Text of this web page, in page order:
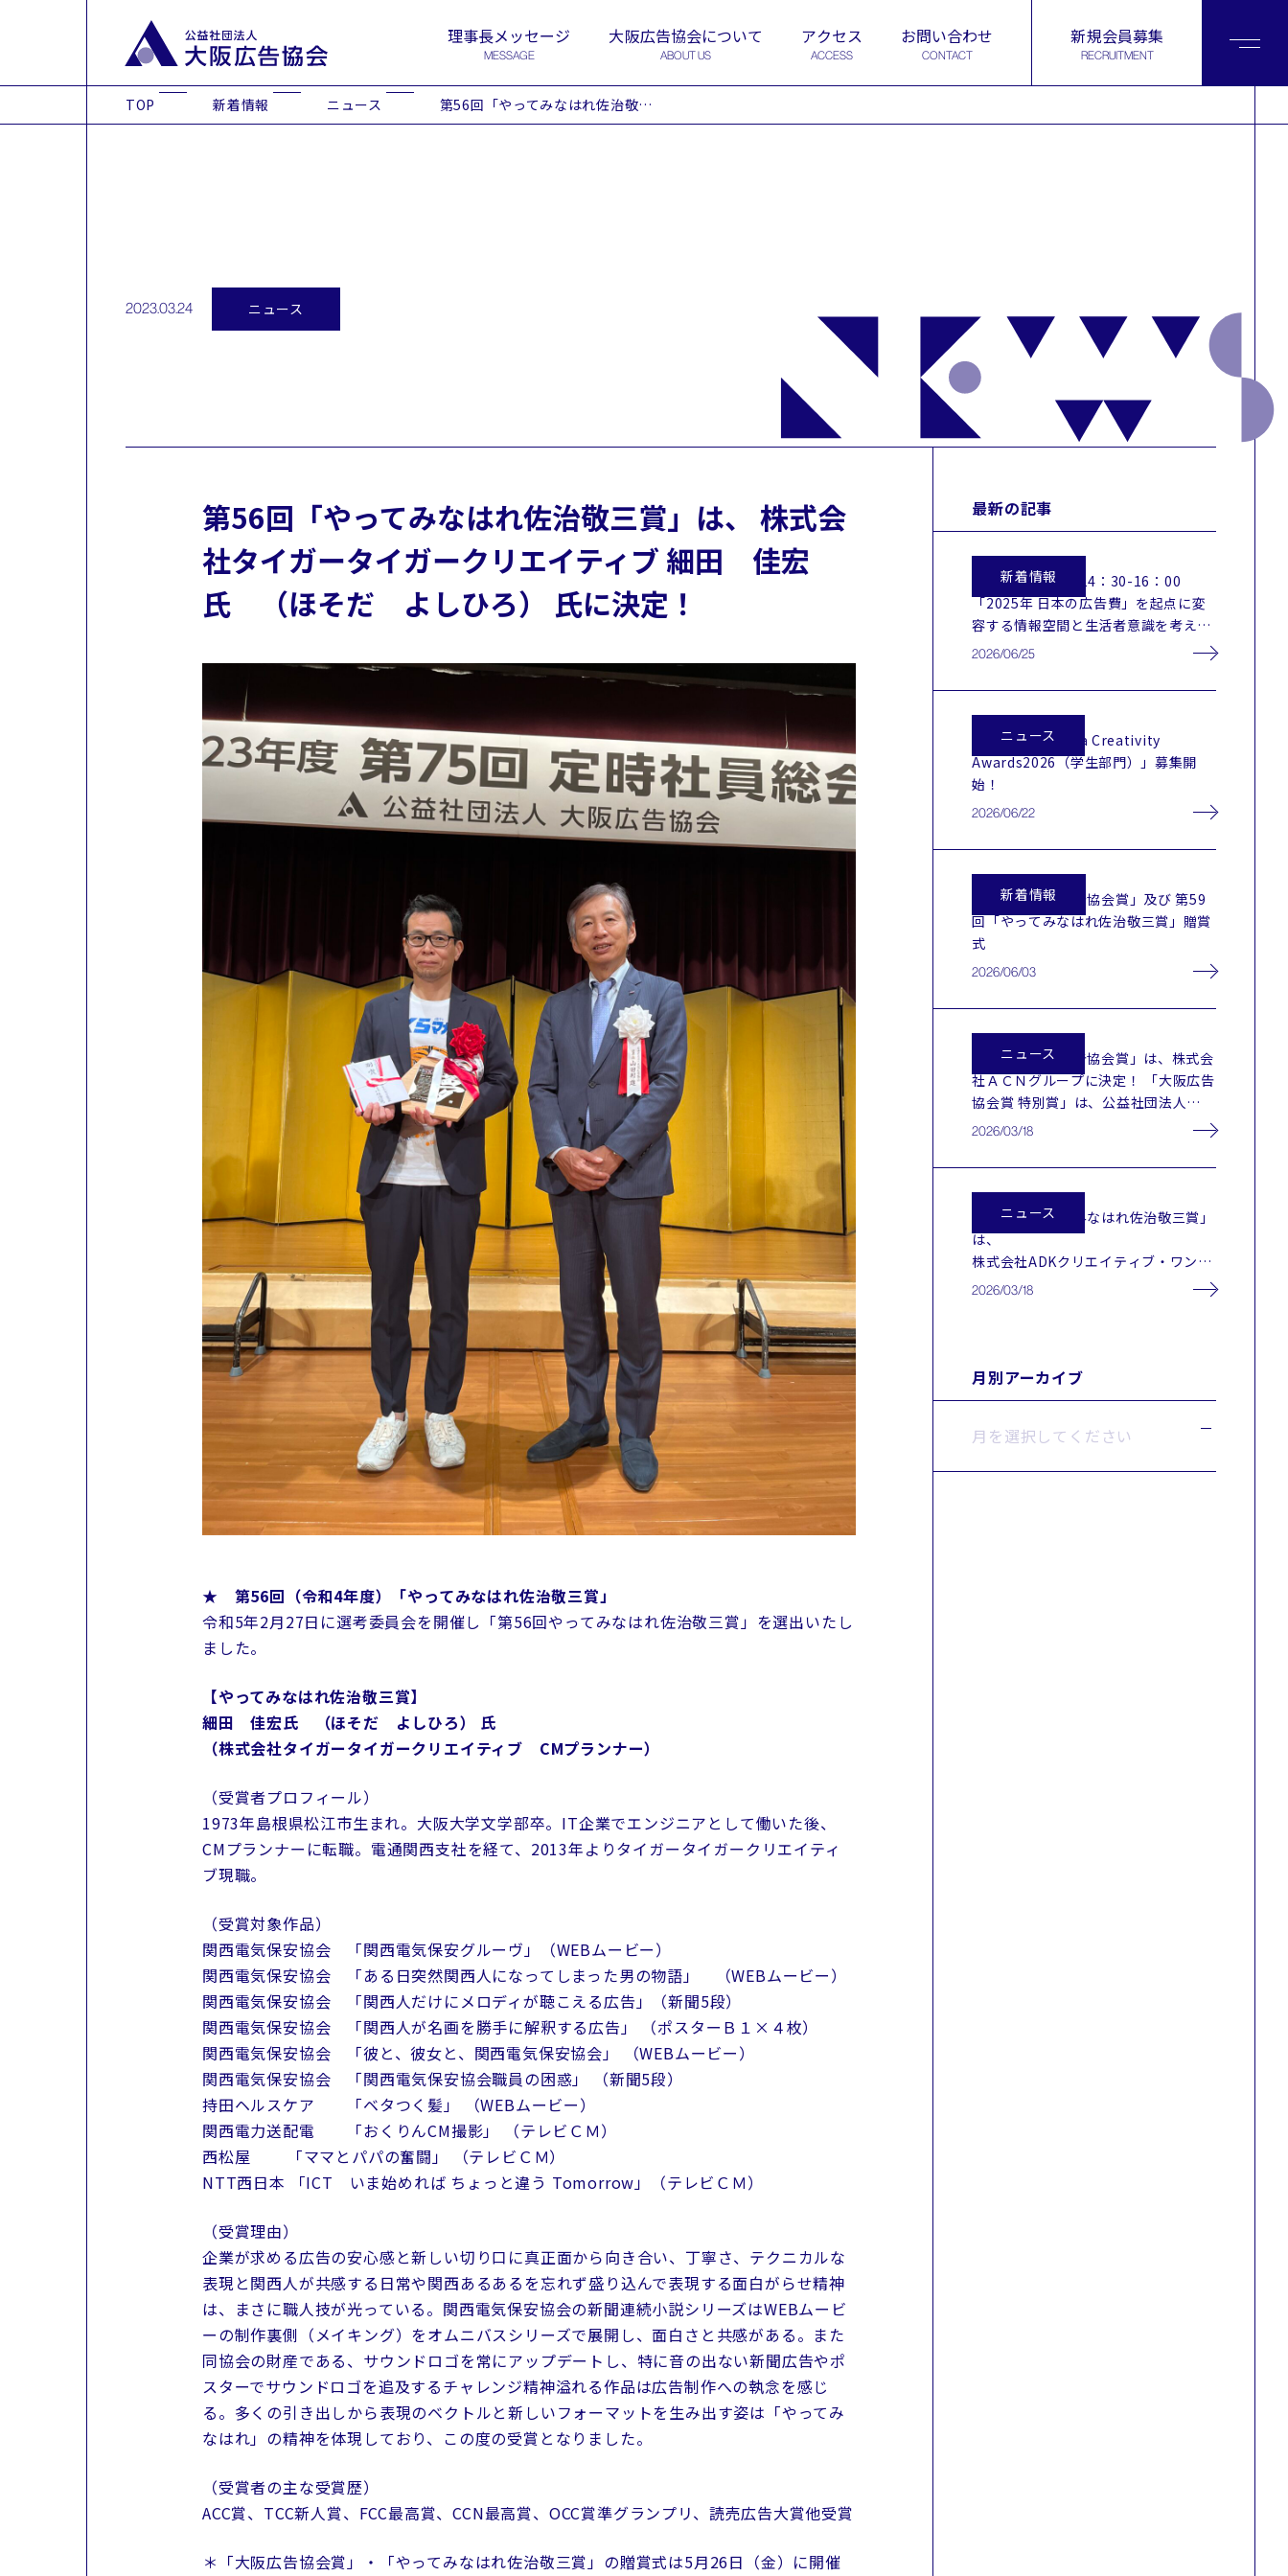
理事長メッセージ
MESSAGE
大阪広告協会について
ABOUT US
アクセス
ACCESS
お問い合わせ
CONTACT
新規会員募集
RECRUITMENT
TOP 新着情報 ニュース 第56回「やってみなはれ佐治敬三賞」は、 株式会社タイガータイガークリエイティブ 細田 佳宏氏 （ほそだ よしひろ） 氏に決定！
2023.03.24 ニュース
第56回「やってみなはれ佐治敬三賞」は、 株式会
社タイガータイガークリエイティブ 細田 佳宏
氏 （ほそだ よしひろ） 氏に決定！
★ 第56回（令和4年度）「やってみなはれ佐治敬三賞」
令和5年2月27日に選考委員会を開催し「第56回やってみなはれ佐治敬三賞」を選出いたし
ました。
【やってみなはれ佐治敬三賞】
細田 佳宏氏 （ほそだ よしひろ） 氏
（株式会社タイガータイガークリエイティブ CMプランナー）
（受賞者プロフィール）
1973年島根県松江市生まれ。大阪大学文学部卒。IT企業でエンジニアとして働いた後、
CMプランナーに転職。電通関西支社を経て、2013年よりタイガータイガークリエイティ
ブ現職。
（受賞対象作品）
関西電気保安協会 「関西電気保安グルーヴ」（WEBムービー）
関西電気保安協会 「ある日突然関西人になってしまった男の物語」 （WEBムービー）
関西電気保安協会 「関西人だけにメロディが聴こえる広告」（新聞5段）
関西電気保安協会 「関西人が名画を勝手に解釈する広告」 （ポスターＢ１×４枚）
関西電気保安協会 「彼と、彼女と、関西電気保安協会」 （WEBムービー）
関西電気保安協会 「関西電気保安協会職員の困惑」 （新聞5段）
持田ヘルスケア 「ベタつく髪」 （WEBムービー）
関西電力送配電 「おくりんCM撮影」 （テレビＣＭ）
西松屋 「ママとパパの奮闘」 （テレビＣＭ）
NTT西日本 「ICT いま始めれば ちょっと違う Tomorrow」（テレビＣＭ）
（受賞理由）
企業が求める広告の安心感と新しい切り口に真正面から向き合い、丁寧さ、テクニカルな
表現と関西人が共感する日常や関西あるあるを忘れず盛り込んで表現する面白がらせ精神
は、まさに職人技が光っている。関西電気保安協会の新聞連続小説シリーズはWEBムービ
ーの制作裏側（メイキング）をオムニバスシリーズで展開し、面白さと共感がある。また
同協会の財産である、サウンドロゴを常にアップデートし、特に音の出ない新聞広告やポ
スターでサウンドロゴを追及するチャレンジ精神溢れる作品は広告制作への執念を感じ
る。多くの引き出しから表現のベクトルと新しいフォーマットを生み出す姿は「やってみ
なはれ」の精神を体現しており、この度の受賞となりました。
（受賞者の主な受賞歴）
ACC賞、TCC新人賞、FCC最高賞、CCN最高賞、OCC賞準グランプリ、読売広告大賞他受賞
＊「大阪広告協会賞」・「やってみなはれ佐治敬三賞」の贈賞式は5月26日（金）に開催
最新の記事
新着情報
2026.7.17（金）14：30-16：00
「2025年 日本の広告費」を起点に変
容する情報空間と生活者意識を考える
～調査データから見える現在地と広
～
2026/06/25
ニュース
「HaHaHa Osaka Creativity
Awards2026（学生部門）」募集開
始！
2026/06/22
新着情報
第69回「大阪広告協会賞」及び 第59
回「やってみなはれ佐治敬三賞」贈賞
式
2026/06/03
ニュース
第69回「大阪広告協会賞」は、株式会
社ＡＣＮグループに決定！ 「大阪広告
協会賞 特別賞」は、公益社団法人
2025年日本国際博覧会協会に決定！
2026/03/18
ニュース
第59回「やってみなはれ佐治敬三賞」
は、
株式会社ADKクリエイティブ・ワン
金瀬侑也 氏（かなせゆうや）に決定！
2026/03/18
月別アーカイブ